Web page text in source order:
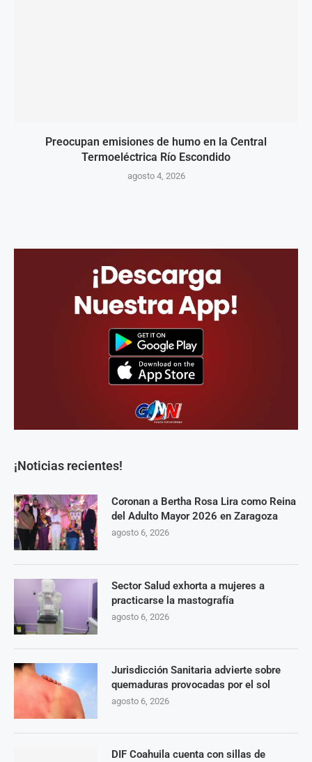
Preocupan emisiones de humo en la Central
Termoeléctrica Río Escondido
agosto 4, 2026
¡Noticias recientes!
Coronan a Bertha Rosa Lira como Reina
del Adulto Mayor 2026 en Zaragoza
agosto 6, 2026
Sector Salud exhorta a mujeres a
practicarse la mastografía
agosto 6, 2026
Jurisdicción Sanitaria advierte sobre
quemaduras provocadas por el sol
agosto 6, 2026
DIF Coahuila cuenta con sillas de